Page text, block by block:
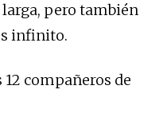
larga, pero también
infinito.
compañeros de